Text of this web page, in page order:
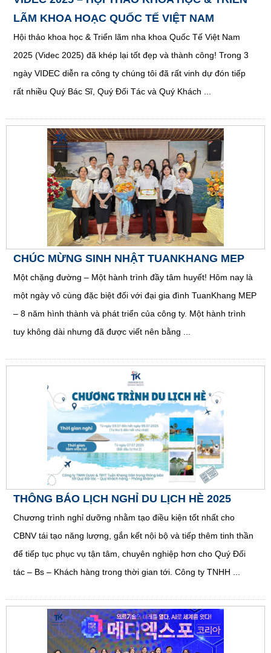
LÃM KHOA HOẠC QUỐC TẾ VIỆT NAM
Hội thảo khoa học & Triển lãm nha khoa Quốc Tế Việt Nam
2025 (Videc 2025) đã khép lại tốt đẹp và thành công! Trong 3
ngày VIDEC diễn ra công ty chúng tôi đã rất vinh dự đón tiếp
rất nhiều Quý Bác Sĩ, Quý Đối Tác và Quý Khách ...
CHÚC MỪNG SINH NHẬT TUANKHANG MEP
Một chặng đường – Một hành trình đầy tâm huyết! Hôm nay là
một ngày vô cùng đặc biệt đối với đại gia đình TuanKhang MEP
– 8 năm hình thành và phát triển của công ty. Một hành trình
tuy không dài nhưng đã được viết nên bằng ...
THÔNG BÁO LỊCH NGHỈ DU LỊCH HÈ 2025
Chương trình nghỉ dưỡng nhằm tạo điều kiện tốt nhất cho
CBNV tái tạo năng lượng, gắn kết nội bộ và tiếp thêm tinh thần
để tiếp tục phục vụ tận tâm, chuyên nghiệp hơn cho Quý Đối
tác – Bs – Khách hàng trong thời gian tới. Công ty TNHH ...